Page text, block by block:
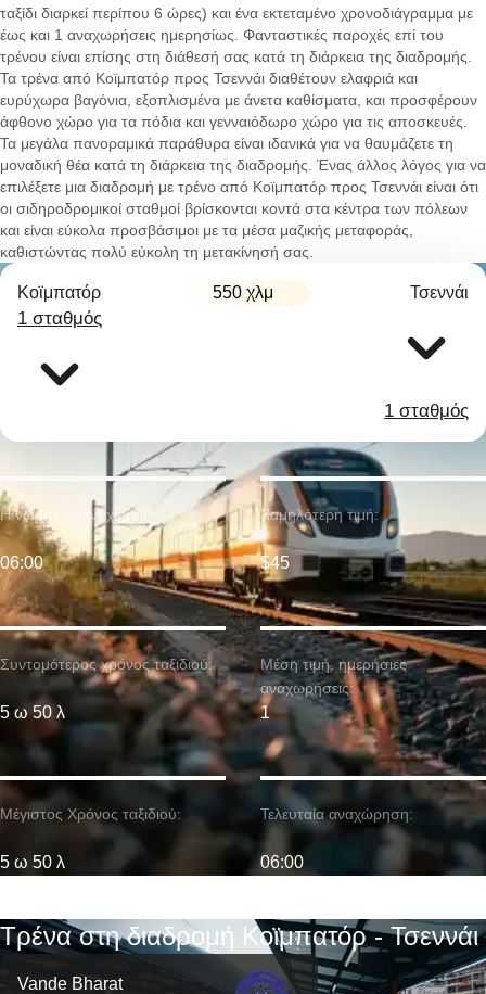
ταξίδι διαρκεί περίπου 6 ώρες) και ένα εκτεταμένο χρονοδιάγραμμα με
έως και 1 αναχωρήσεις ημερησίως. Φανταστικές παροχές επί του
τρένου είναι επίσης στη διάθεσή σας κατά τη διάρκεια της διαδρομής.
Τα τρένα από Κοϊμπατόρ προς Τσεννάι διαθέτουν ελαφριά και
ευρύχωρα βαγόνια, εξοπλισμένα με άνετα καθίσματα, και προσφέρουν
άφθονο χώρο για τα πόδια και γενναιόδωρο χώρο για τις αποσκευές.
Τα μεγάλα πανοραμικά παράθυρα είναι ιδανικά για να θαυμάζετε τη
μοναδική θέα κατά τη διάρκεια της διαδρομής. Ένας άλλος λόγος για να
επιλέξετε μια διαδρομή με τρένο από Κοϊμπατόρ προς Τσεννάι είναι ότι
οι σιδηροδρομικοί σταθμοί βρίσκονται κοντά στα κέντρα των πόλεων
και είναι εύκολα προσβάσιμοι με τα μέσα μαζικής μεταφοράς,
καθιστώντας πολύ εύκολη τη μετακίνησή σας.
Κοϊμπατόρ 550 χλμ Τσεννάι
1 σταθμός
1 σταθμός
Συντομότερος χρόνος ταξιδιού:
5 ω 50 λ
Η νωρίτερη αναχώρηση:
06:00
Μέγιστος Χρόνος ταξιδιού:
5 ω 50 λ
Χαμηλότερη τιμή:
$45
Μέση τιμή. ημερήσιες
αναχωρήσεις:
1
Τελευταία αναχώρηση:
06:00
Τρένα στη διαδρομή Κοϊμπατόρ - Τσεννάι
Vande Bharat